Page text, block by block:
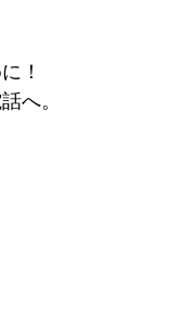
！
へ。